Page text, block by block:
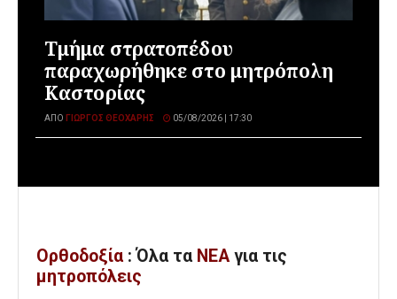
Τμήμα στρατοπέδου
παραχωρήθηκε στο μητρόπολη
Καστορίας
ΑΠΌ ΓΙΏΡΓΟΣ ΘΕΟΧΆΡΗΣ 05/08/2026 | 17:30
Ορθοδοξία : Όλα τα ΝΕΑ για τις
μητροπόλεις